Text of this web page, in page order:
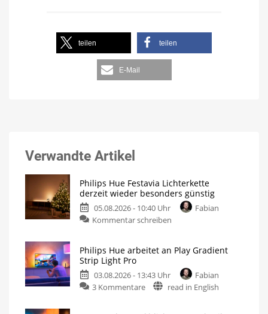
teilen teilen
E-Mail
Verwandte Artikel
Philips Hue Festavia Lichterkette
derzeit wieder besonders günstig
05.08.2026 - 10:40 Uhr
Fabian
Kommentar schreiben
Philips Hue arbeitet an Play Gradient
Strip Light Pro
03.08.2026 - 13:43 Uhr
Fabian
3 Kommentare
read in English